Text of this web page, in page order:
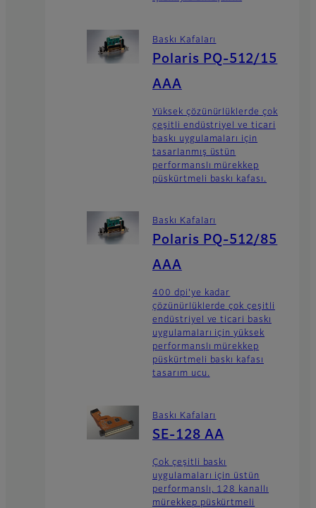
Baskı Kafaları
Polaris PQ-512/15
AAA
Yüksek çözünürlüklerde çok
çeşitli endüstriyel ve ticari
baskı uygulamaları için
tasarlanmış üstün
performanslı mürekkep
püskürtmeli baskı kafası.
Baskı Kafaları
Polaris PQ-512/85
AAA
400 dpi'ye kadar
çözünürlüklerde çok çeşitli
endüstriyel ve ticari baskı
uygulamaları için yüksek
performanslı mürekkep
püskürtmeli baskı kafası
tasarım ucu.
Baskı Kafaları
SE-128 AA
Çok çeşitli baskı
uygulamaları için üstün
performanslı, 128 kanallı
mürekkep püskürtmeli